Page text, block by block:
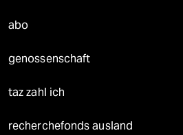
abo
genossenschaft
taz zahl ich
recherchefonds ausland